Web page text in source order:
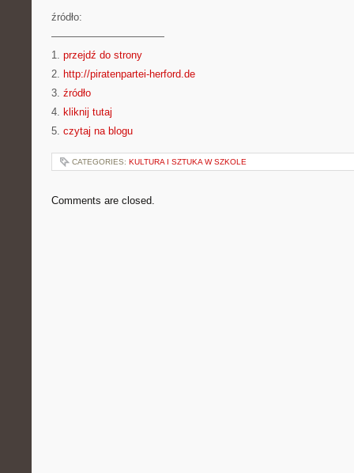
źródło:
———————————
1. przejdź do strony
2. http://piratenpartei-herford.de
3. źródło
4. kliknij tutaj
5. czytaj na blogu
CATEGORIES: KULTURA I SZTUKA W SZKOLE
Comments are closed.